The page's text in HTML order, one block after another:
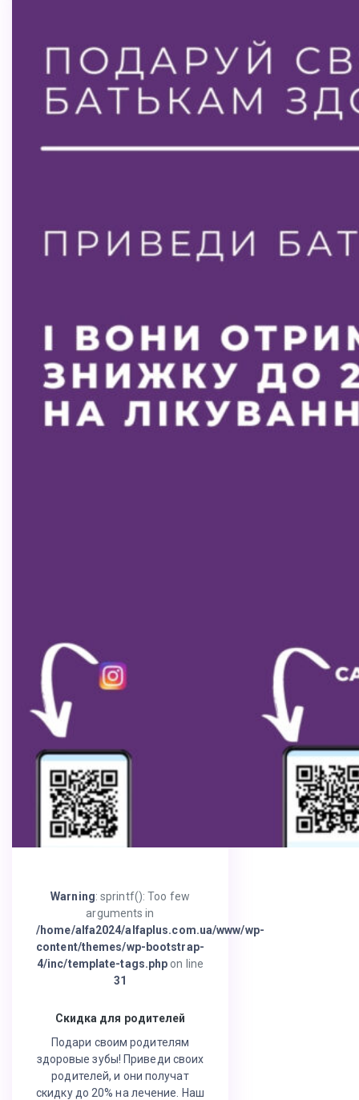
Warning: sprintf(): Too few
arguments in
/home/alfa2024/alfaplus.com.ua/www/wp-
content/themes/wp-bootstrap-
4/inc/template-tags.php on line
31
Скидка для родителей
Подари своим родителям
здоровые зубы! Приведи своих
родителей, и они получат
скидку до 20% на лечение. Наш